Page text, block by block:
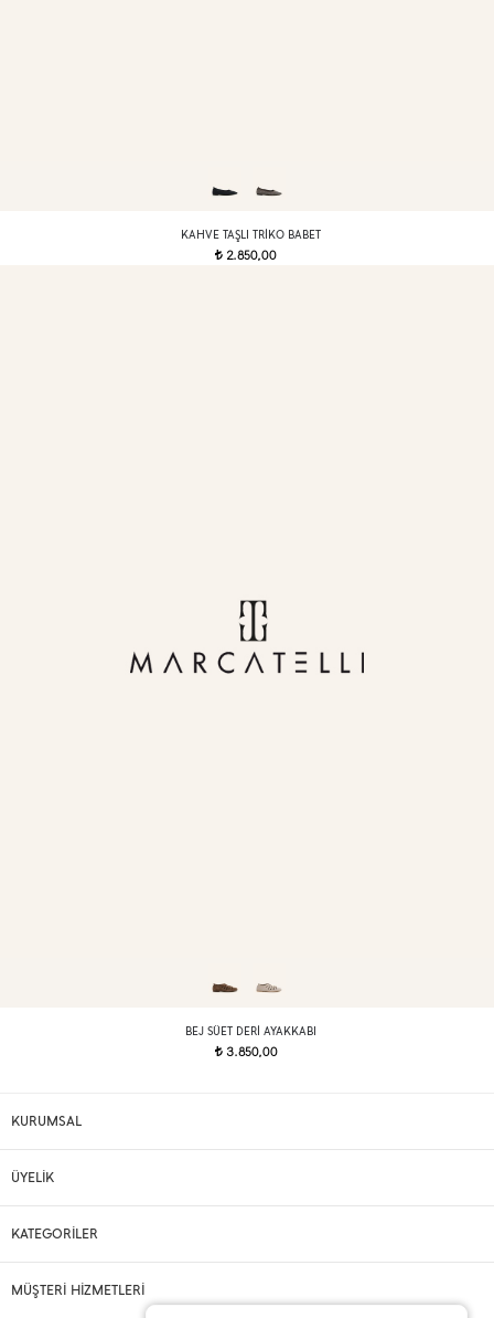
KAHVE TAŞLI TRIKO BABET
t 2.850,00
BEJ SÜET DERI AYAKKABI
t3.850,00
KURUMSAL
ÜYELİK
KATEGORİLER
MÜŞTERİ HİZMETLERİ